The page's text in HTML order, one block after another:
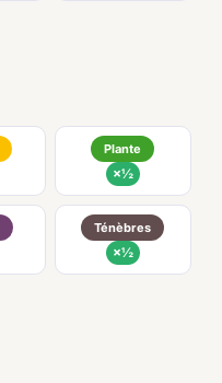
Plante
×½
Ténèbres
×½